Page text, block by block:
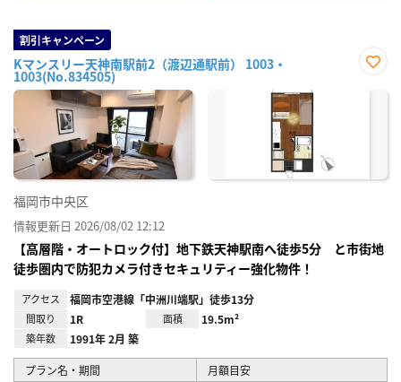
割引キャンペーン
Kマンスリー天神南駅前2（渡辺通駅前） 1003・
1003(No.834505)
に入
福岡市中央区
情報更新日 2026/08/02 12:12
【高層階・オートロック付】地下鉄天神駅南へ徒歩5分 と市街地
徒歩圏内で防犯カメラ付きセキュリティー強化物件！
アクセス 福岡市空港線「中洲川端駅」徒歩13分
間取り 1R 面積 19.5m²
築年数 1991年 2月 築
プラン名・期間 月額目安